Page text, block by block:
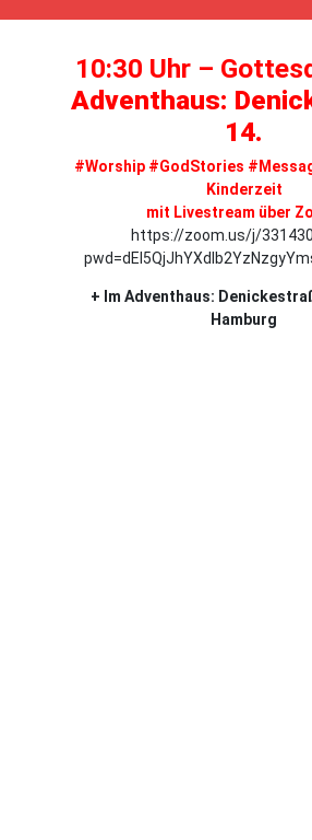
10:30 Uhr –
Adventhaus:
14.
#Worship #GodStories
Kinderzeit
mit Livestream über
https://zoom.us/j/
+ Im Adventhaus:
Hamburg